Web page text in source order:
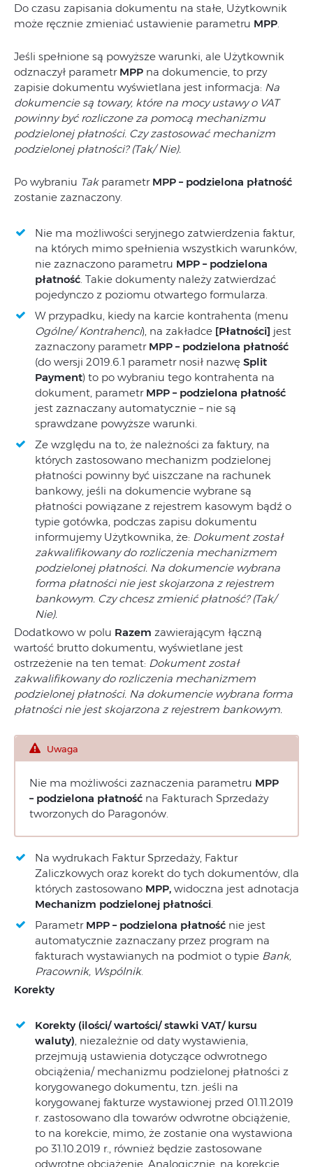
Do czasu zapisania dokumentu na stałe, Użytkownik
może ręcznie zmieniać ustawienie parametru MPP.
Jeśli spełnione są powyższe warunki, ale Użytkownik
odznaczył parametr MPP na dokumencie, to przy
zapisie dokumentu wyświetlana jest informacja: Na
dokumencie są towary, które na mocy ustawy o VAT
powinny być rozliczone za pomocą mechanizmu
podzielonej płatności. Czy zastosować mechanizm
podzielonej płatności? (Tak/ Nie).
Po wybraniu Takparametr MPP – podzielona płatność
zostanie zaznaczony.
Nie ma możliwości seryjnego zatwierdzenia faktur,
na których mimo spełnienia wszystkich warunków,
nie zaznaczono parametru MPP – podzielona
płatność. Takie dokumenty należy zatwierdzać
pojedynczo z poziomu otwartego formularza.
W przypadku, kiedy na karcie kontrahenta (menu
Ogólne/ Kontrahenci), na zakładce [Płatności] jest
zaznaczony parametr MPP – podzielona płatność
(do wersji 2019.6.1 parametr nosił nazwę Split
Payment) to po wybraniu tego kontrahenta na
dokument, parametr MPP – podzielona płatność
jest zaznaczany automatycznie – nie są
sprawdzane powyższe warunki.
Ze względu na to, że należności za faktury, na
których zastosowano mechanizm podzielonej
płatności powinny być uiszczane na rachunek
bankowy, jeśli na dokumencie wybrane są
płatności powiązane z rejestrem kasowym bądź o
typie gotówka, podczas zapisu dokumentu
informujemy Użytkownika, że: Dokument został
zakwalifikowany do rozliczenia mechanizmem
podzielonej płatności. Na dokumencie wybrana
forma płatności nie jest skojarzona z rejestrem
bankowym. Czy chcesz zmienić płatność? (Tak/
Nie).
Dodatkowo w polu Razem zawierającym łączną
wartość brutto dokumentu, wyświetlane jest
ostrzeżenie na ten temat: Dokument został
zakwalifikowany do rozliczenia mechanizmem
podzielonej płatności. Na dokumencie wybrana forma
płatności nie jest skojarzona z rejestrem bankowym.
Uwaga
Nie ma możliwości zaznaczenia parametru MPP
– podzielona płatność na Fakturach Sprzedaży
tworzonych do Paragonów.
Na wydrukach Faktur Sprzedaży, Faktur
Zaliczkowych oraz korekt do tych dokumentów, dla
których zastosowano MPP, widoczna jest adnotacja
Mechanizm podzielonej płatności.
Parametr MPP – podzielona płatność nie jest
automatycznie zaznaczany przez program na
fakturach wystawianych na podmiot o typie Bank,
Pracownik, Wspólnik.
Korekty
Korekty (ilości/ wartości/ stawki VAT/ kursu
waluty), niezależnie od daty wystawienia,
przejmują ustawienia dotyczące odwrotnego
obciążenia/ mechanizmu podzielonej płatności z
korygowanego dokumentu, tzn. jeśli na
korygowanej fakturze wystawionej przed 01.11.2019
r. zastosowano dla towarów odwrotne obciążenie,
to na korekcie, mimo, że zostanie ona wystawiona
po 31.10.2019 r., również będzie zastosowane
odwrotne obciążenie. Analogicznie, na korekcie